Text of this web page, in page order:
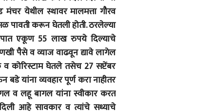
मंचर येथील स्थावर मालमत्ता गौरव
पावती करून घेतली होती. ठरलेल्या
एकूण 55 लाख रुपये दिल्याचे
पैसे व व्याज वाढवून द्यावे लागेल
घेतले तसेच 27 सप्टेंबर
यांना व्यवहार पूर्ण करा नाहीतर
व लहू बागल यांना स्वीकार करत
आहे सावकार व त्यांचे सध्याचे